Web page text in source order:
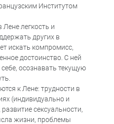
Институтом
Лене легкость и
других в
искать компромисс,
достоинство. С ней
осознавать текущую
к Лене: трудности в
(индивидуально и
сексуальности,
жизни, проблемы